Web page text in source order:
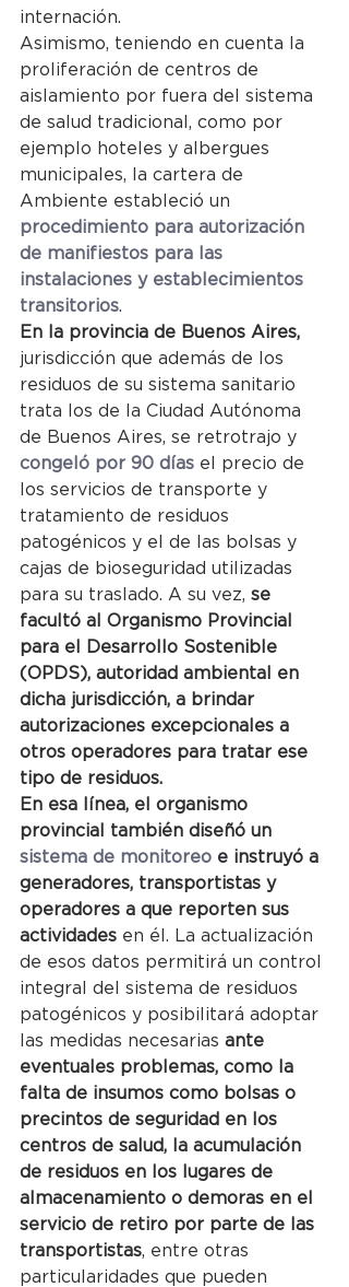
internación.
Asimismo, teniendo en cuenta la
proliferación de centros de
aislamiento por fuera del sistema
de salud tradicional, como por
ejemplo hoteles y albergues
municipales, la cartera de
Ambiente estableció un
procedimiento para autorización
de manifiestos para las
instalaciones y establecimientos
transitorios.
En la provincia de Buenos Aires,
jurisdicción que además de los
residuos de su sistema sanitario
trata los de la Ciudad Autónoma
de Buenos Aires, se retrotrajo y
congeló por 90 días el precio de
los servicios de transporte y
tratamiento de residuos
patogénicos y el de las bolsas y
cajas de bioseguridad utilizadas
para su traslado. A su vez, se
facultó al Organismo Provincial
para el Desarrollo Sostenible
(OPDS), autoridad ambiental en
dicha jurisdicción, a brindar
autorizaciones excepcionales a
otros operadores para tratar ese
tipo de residuos.
En esa línea, el organismo
provincial también diseñó un
sistema de monitoreo e instruyó a
generadores, transportistas y
operadores a que reporten sus
actividades en él. La actualización
de esos datos permitirá un control
integral del sistema de residuos
patogénicos y posibilitará adoptar
las medidas necesarias ante
eventuales problemas, como la
falta de insumos como bolsas o
precintos de seguridad en los
centros de salud, la acumulación
de residuos en los lugares de
almacenamiento o demoras en el
servicio de retiro por parte de las
transportistas, entre otras
particularidades que pueden